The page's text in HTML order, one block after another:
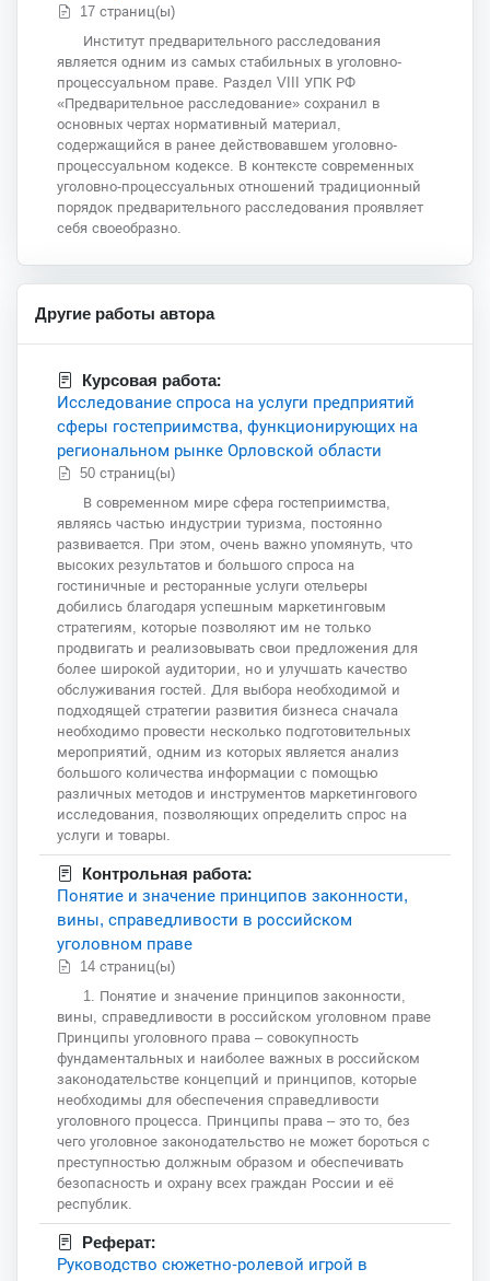
17 страниц(ы)
Институт предварительного расследования
является одним из самых стабильных в уголовно-
процессуальном праве. Раздел VIII УПК РФ
«Предварительное расследование» сохранил в
основных чертах нормативный материал,
содержащийся в ранее действовавшем уголовно-
процессуальном кодексе. В контексте современных
уголовно-процессуальных отношений традиционный
порядок предварительного расследования проявляет
себя своеобразно.
Другие работы автора
Курсовая работа:
Исследование спроса на услуги предприятий
сферы гостеприимства, функционирующих на
региональном рынке Орловской области
50 страниц(ы)
В современном мире сфера гостеприимства,
являясь частью индустрии туризма, постоянно
развивается. При этом, очень важно упомянуть, что
высоких результатов и большого спроса на
гостиничные и ресторанные услуги отельеры
добились благодаря успешным маркетинговым
стратегиям, которые позволяют им не только
продвигать и реализовывать свои предложения для
более широкой аудитории, но и улучшать качество
обслуживания гостей. Для выбора необходимой и
подходящей стратегии развития бизнеса сначала
необходимо провести несколько подготовительных
мероприятий, одним из которых является анализ
большого количества информации с помощью
различных методов и инструментов маркетингового
исследования, позволяющих определить спрос на
услуги и товары.
Контрольная работа:
Понятие и значение принципов законности,
вины, справедливости в российском
уголовном праве
14 страниц(ы)
1. Понятие и значение принципов законности,
вины, справедливости в российском уголовном праве
Принципы уголовного права – совокупность
фундаментальных и наиболее важных в российском
законодательстве концепций и принципов, которые
необходимы для обеспечения справедливости
уголовного процесса. Принципы права – это то, без
чего уголовное законодательство не может бороться с
преступностью должным образом и обеспечивать
безопасность и охрану всех граждан России и её
республик.
Реферат:
Руководство сюжетно-ролевой игрой в